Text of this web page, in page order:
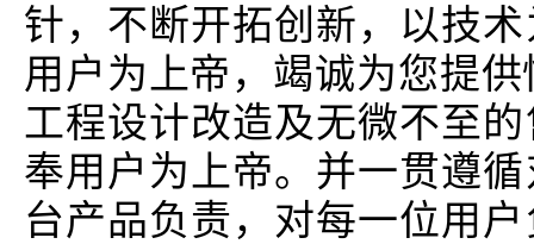
针，不断开拓创新，以技
用户为上帝，竭诚为您提
工程设计改造及无微不至
奉用户为上帝。并一贯遵
台产品负责，对每一位用